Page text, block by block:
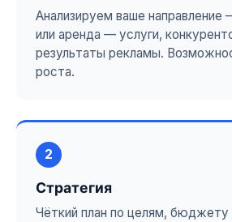
Анализируем ваше направление
или аренда — услуги,
результаты рекламы.
роста.
2
Стратегия
Чёткий план по целям,